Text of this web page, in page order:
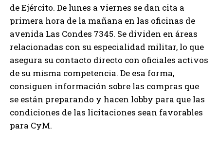
de Ejército. De lunes a viernes se dan cita a
primera hora de la mañana en las oficinas de
avenida Las Condes 7345. Se dividen en áreas
relacionadas con su especialidad militar, lo que
asegura su contacto directo con oficiales activos
de su misma competencia. De esa forma,
consiguen información sobre las compras que
se están preparando y hacen lobby para que las
condiciones de las licitaciones sean favorables
para CyM.